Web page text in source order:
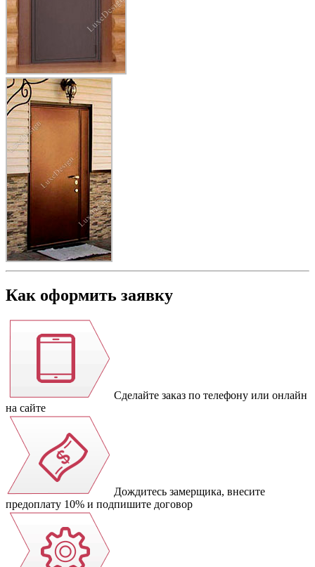
Как оформить заявку
Сделайте заказ по телефону или онлайн
на сайте
Дождитесь замерщика, внесите
предоплату 10% и подпишите договор